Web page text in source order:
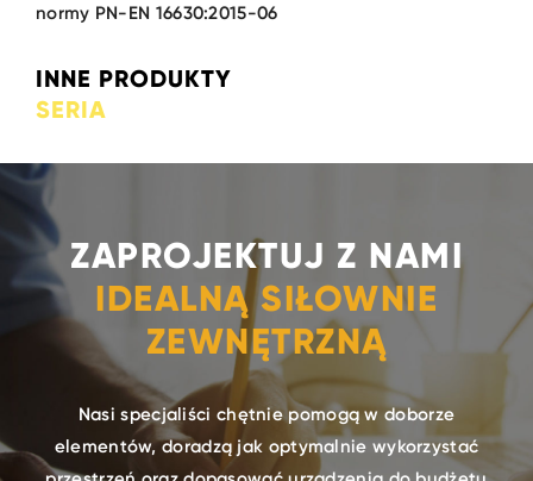
normy PN-EN 16630:2015-06
INNE PRODUKTY
SERIA
ZAPROJEKTUJ Z NAMI
IDEALNĄ SIŁOWNIE
ZEWNĘTRZNĄ
Nasi specjaliści chętnie pomogą w doborze
elementów, doradzą jak optymalnie wykorzystać